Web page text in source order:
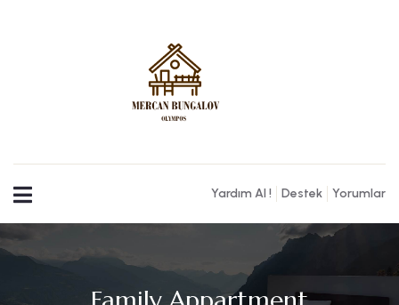
Yardım Al ! Destek Yorumlar